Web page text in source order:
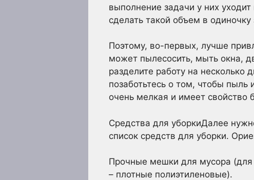
выполнение задачи у них
сделать такой объем в одиночку
Поэтому, во-первых, лучше
может пылесосить, мыть окна,
разделите работу на несколько
позаботьтесь о том, чтобы
очень мелкая и имеет свойство
Средства для уборкиДалее
список средств для уборки.
Прочные мешки для мусора (для
– плотные полиэтиленовые).